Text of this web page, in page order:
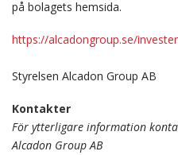
på bolagets hemsida.
https://alcadongroup.se/
Styrelsen Alcadon Group AB
Kontakter
För ytterligare information
Alcadon Group AB